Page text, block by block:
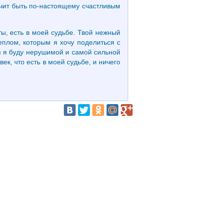
быть по-настоящему счастливым
есть в моей судьбе. Твой нежный
которым я хочу поделиться с
я буду нерушимой и самой сильной
что есть в моей судьбе, и ничего